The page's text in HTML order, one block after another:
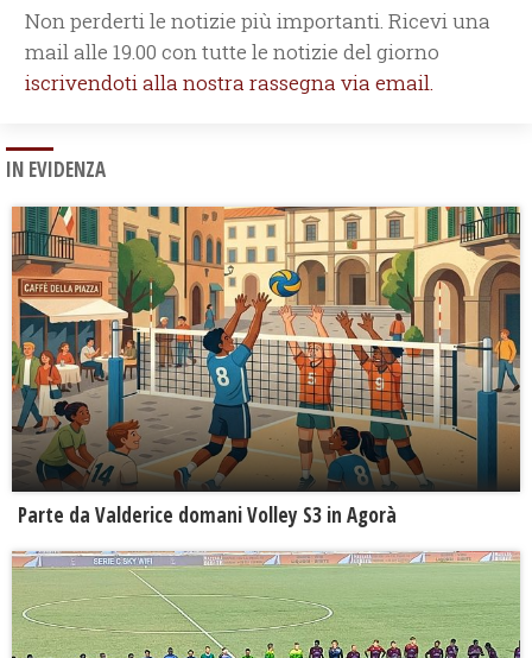
Non perderti le notizie più importanti. Ricevi una
mail alle 19.00 con tutte le notizie del giorno
iscrivendoti alla nostra rassegna via email.
IN EVIDENZA
Parte da Valderice domani Volley S3 in Agorà